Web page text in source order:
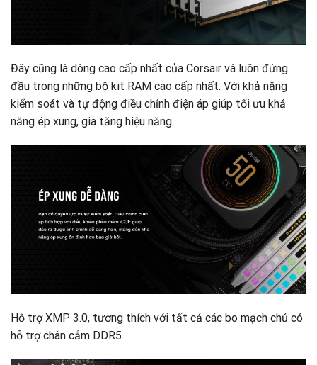
Đây cũng là dòng cao cấp nhất của Corsair và luôn đứng
đầu trong những bộ kit RAM cao cấp nhất. Với khả năng
kiểm soát và tự động điều chỉnh điện áp giúp tối ưu khả
năng ép xung, gia tăng hiệu năng.
Hỗ trợ XMP 3.0, tương thích với tất cả các bo mạch chủ có
hỗ trợ chân cắm DDR5